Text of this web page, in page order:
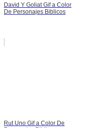
David Y Goliat Gif a Color
De Personajes Biblicos
Rut Uno Gif a Color De